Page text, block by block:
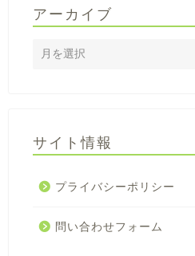
アーカイブ
サイト情報
プライバシーポリシー
問い合わせフォーム